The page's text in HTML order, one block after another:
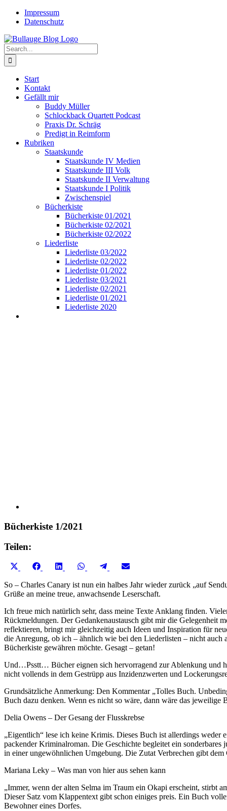
Skip
TwitterImpressum
Datenschutz
Search
for:
Start
Kontakt
Gefällt mir
Buddy Müller
Schlockback Quartett Podcast
Praxis Dr. Schräg
Predigt in Reimform
Rubriken
Staatskunde
Staatskunde IV Medien
Staatskunde III Volk
Staatskunde II Verwaltung
Staatskunde I Politik
Zwischenspiel
Bücherkiste
Bücherkiste 01/2021
Bücherkiste 02/2021
Bücherkiste 02/2022
Liederliste
Liederliste 03/2022
Liederliste 02/2022
Liederliste 01/2022
Liederliste 03/2021
Liederliste 02/2021
Liederliste 01/2021
Liederliste 2020
Bücherkiste 1/2021
Teilen:
Share
Share
FacebookShare
LinkedInShare
WhatsAppShare
TelegramShare
So – Charles Canary ist nun ein halbes Jahr wieder zurück „auf
Grüße an meine treue, anwachsende Leserschaft.
Ich freue mich natürlich sehr, dass meine Texte Anklang finden.
Rückmeldungen. Der Gedankenaustausch gibt mir die Gelegenheit
reflektieren, bringt mir gleichzeitig auch Ideen und Inspiration für
die Anregung, ob ich – ähnlich wie bei den Liederlisten – nicht auch
Bücherkiste gewähren möchte. Gesagt – getan!
Und…Psstt… Bücher eignen sich hervorragend zur Ablenkung und
nicht vollends in dem Gestrüpp aus Inzidenzwerten und
Grundsätzliche Anmerkung: Den Kommentar „Tolles Buch.
Buch dazu denken. Wenn es nicht so wäre, dann wäre das
Delia Owens – Der Gesang der Flusskrebse
„Eigentlich“ lese ich keine Krimis. Dieses Buch ist allerdings weder
packender Kriminalroman. Die Geschichte begleitet ein sonderbares
in einer ungewöhnlichen Umgebung. Die Zutat Verbrechen gibt dem
Mariana Leky – Was man von hier aus sehen kann
„Immer, wenn der alten Selma im Traum ein Okapi erscheint, stirbt
Dieser Satz vom Klappentext gibt schon einiges preis. Ein Buch
Bewohner eines Dorfes.